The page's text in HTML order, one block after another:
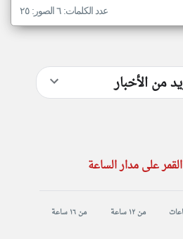
عدد الكلمات: ٦ الصور: ٢٥
من الأخبار
على مدار الساعة
من ١٢ ساعة من ١٦ ساعة